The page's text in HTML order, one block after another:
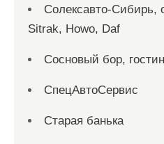
Солексавто-
Sitrak, Howo, Daf
Сосновый бор,
СпецАвтоСервис
Старая банька